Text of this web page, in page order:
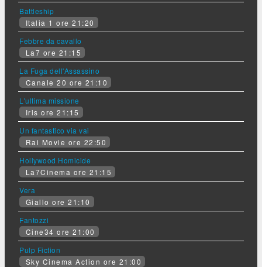
Battleship
Italia 1 ore 21:20
Febbre da cavallo
La7 ore 21:15
La Fuga dell'Assassino
Canale 20 ore 21:10
L'ultima missione
Iris ore 21:15
Un fantastico via vai
Rai Movie ore 22:50
Hollywood Homicide
La7Cinema ore 21:15
Vera
Giallo ore 21:10
Fantozzi
Cine34 ore 21:00
Pulp Fiction
Sky Cinema Action ore 21:00